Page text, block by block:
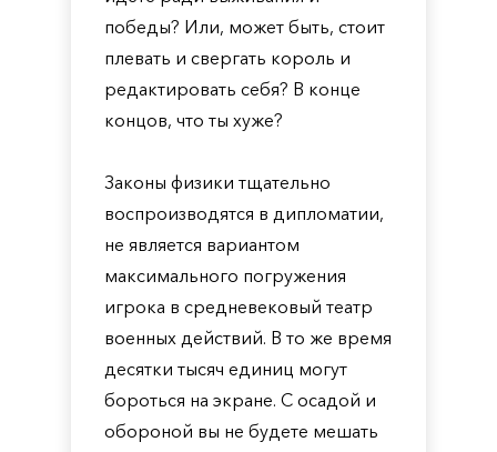
победы? Или, может быть, стоит
плевать и свергать король и
редактировать себя? В конце
концов, что ты хуже?
Законы физики тщательно
воспроизводятся в дипломатии,
не является вариантом
максимального погружения
игрока в средневековый театр
военных действий. В то же время
десятки тысяч единиц могут
бороться на экране. С осадой и
обороной вы не будете мешать